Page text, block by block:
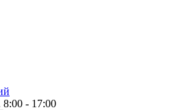
- 17:00